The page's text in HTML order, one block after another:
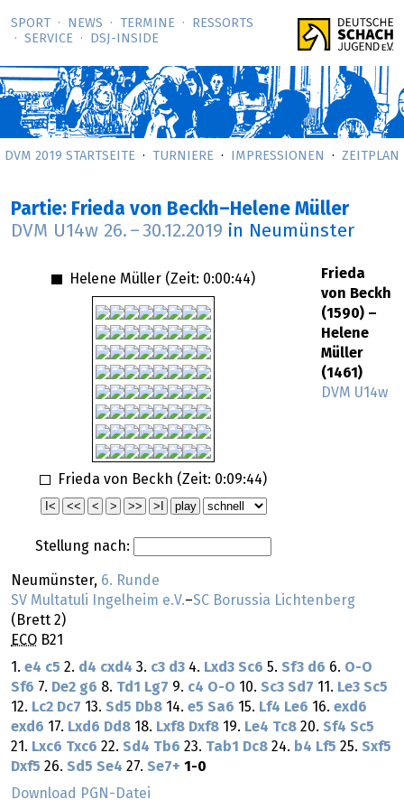
SPORT NEWS TERMINE
RESSORTS
SERVICE
DSJ-­INSIDE
DVM 2019 STARTSEITE TURNIERE IMPRESSIONEN ZEITPLAN
Partie: Frieda von Beckh–Helene Müller
DVM U14w 26. – 30.12.2019 in Neumünster
Helene Müller (Zeit: 0:00:44)
Frieda von Beckh (Zeit: 0:09:44)
Stellung nach:
Frieda
von Beckh
(1590) –
Helene
Müller
(1461)
DVM U14w
Neumünster, 6. Runde
SV Multatuli Ingelheim e.V.–SC Borussia Lichtenberg
(Brett 2)
ECO B21
1. e4 c5 2. d4 cxd4 3. c3 d3 4. Lxd3 Sc6 5. Sf3 d6 6. O-O
Sf6 7. De2 g6 8. Td1 Lg7 9. c4 O-O 10. Sc3 Sd7 11. Le3 Sc5
12. Lc2 Dc7 13. Sd5 Db8 14. e5 Sa6 15. Lf4 Le6 16. exd6
exd6 17. Lxd6 Dd8 18. Lxf8 Dxf8 19. Le4 Tc8 20. Sf4 Sc5
21. Lxc6 Txc6 22. Sd4 Tb6 23. Tab1 Dc8 24. b4 Lf5 25. Sxf5
Dxf5 26. Sd5 Se4 27. Se7+ 1-0
Download PGN-Datei